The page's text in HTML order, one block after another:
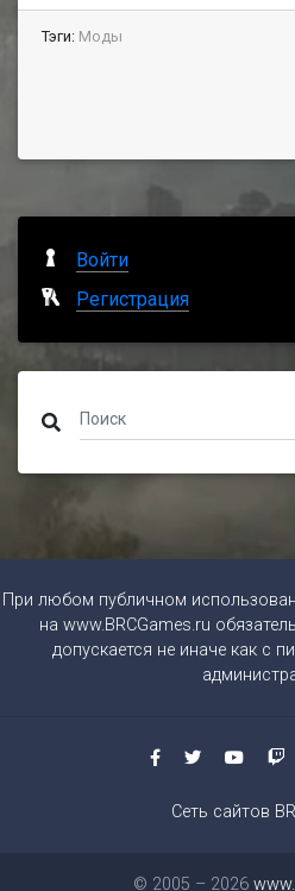
Тэги: Моды
Войти
Регистрация
При любом публичном
на www.BRCGames.ru
допускается не иначе как с
Сеть сайтов
© 2005 – 2026